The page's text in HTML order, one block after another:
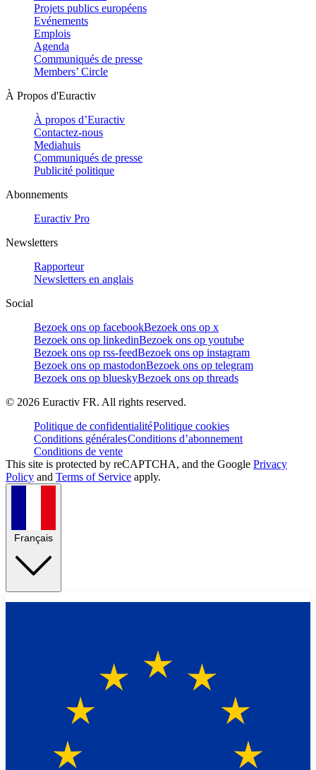
Projets publics européens
Evénements
Emplois
Agenda
Communiqués de presse
Members’ Circle
À Propos d'Euractiv
À propos d’Euractiv
Contactez-nous
Mediahuis
Communiqués de presse
Publicité politique
Abonnements
Euractiv Pro
Newsletters
Rapporteur
Newsletters en anglais
Social
Bezoek ons op facebookBezoek ons op x
Bezoek ons op linkedinBezoek ons op youtube
Bezoek ons op rss-feedBezoek ons op instagram
Bezoek ons op mastodonBezoek ons op telegram
Bezoek ons op blueskyBezoek ons op threads
© 2026 Euractiv FR. All rights reserved.
Politique de confidentialitéPolitique cookies
Conditions généralesConditions d’abonnement
Conditions de vente
This site is protected by reCAPTCHA, and the Google Privacy
Policy and Terms of Service apply.
Français